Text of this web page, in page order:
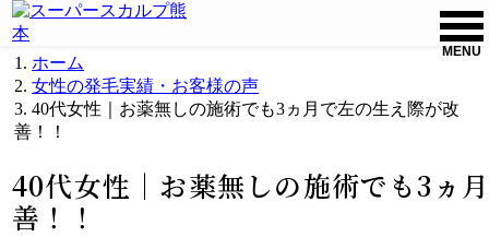
MENU
ホーム
女性の発毛実績・お客様の声
40代女性｜お薬無しの施術でも3ヵ月で左の生え際が改
善！！
40代女性｜お薬無しの施術でも3ヵ
善！！